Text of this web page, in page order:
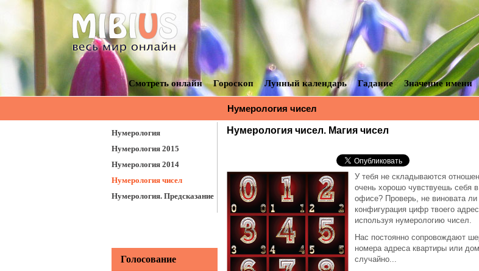
Смотреть онлайн Гороскоп Лунный календарь Гадание Значение имени
Нумерология чисел
Нумерология чисел. Магия чисел
У тебя не складываются
очень хорошо чувствуешь себя
офисе? Проверь, не виновата
конфигурация цифр твоего
используя нумерологию чисел.
Нас постоянно сопровождают
номера адреса квартиры или
случайно...
Нумерология
Нумерология 2015
Нумерология 2014
Нумерология чисел
Нумерология. Предсказание
Голосование